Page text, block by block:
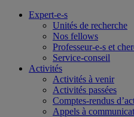
Expert-e-s
Unités de recherche
Nos fellows
Professeur-e-s et
Service-conseil
Activités
Activités à venir
Activités passées
Comptes-rendus
Appels à